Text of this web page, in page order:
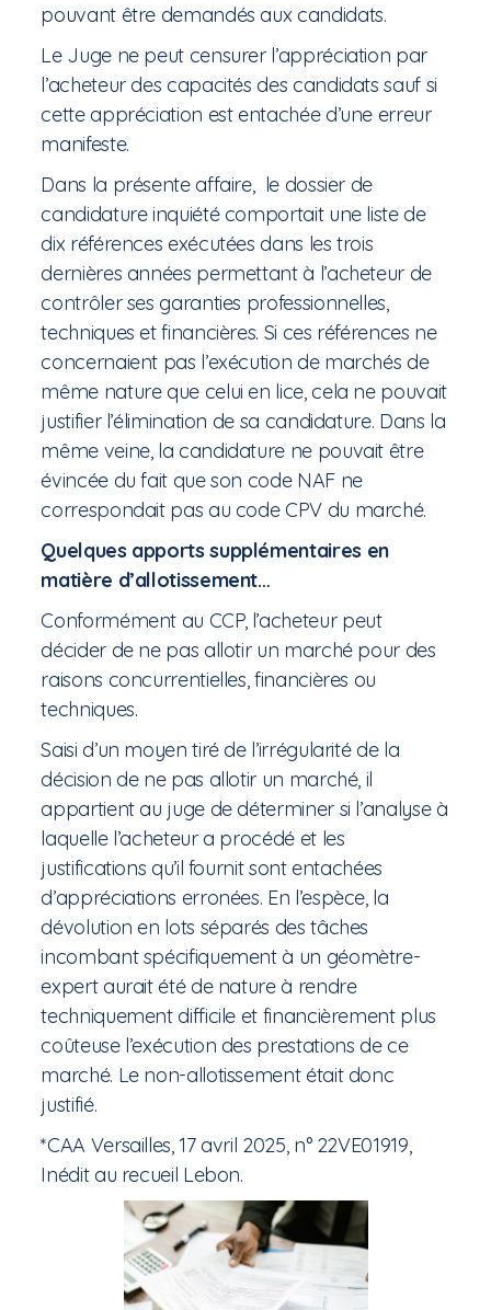
pouvant être demandés aux candidats.
Le Juge ne peut censurer l’appréciation par
l’acheteur des capacités des candidats sauf si
cette appréciation est entachée d’une erreur
manifeste.
Dans la présente affaire, le dossier de
candidature inquiété comportait une liste de
dix références exécutées dans les trois
dernières années permettant à l’acheteur de
contrôler ses garanties professionnelles,
techniques et financières. Si ces références ne
concernaient pas l’exécution de marchés de
même nature que celui en lice, cela ne pouvait
justifier l’élimination de sa candidature. Dans la
même veine, la candidature ne pouvait être
évincée du fait que son code NAF ne
correspondait pas au code CPV du marché.
Quelques apports supplémentaires en
matière d’allotissement…
Conformément au CCP, l’acheteur peut
décider de ne pas allotir un marché pour des
raisons concurrentielles, financières ou
techniques.
Saisi d’un moyen tiré de l’irrégularité de la
décision de ne pas allotir un marché, il
appartient au juge de déterminer si l’analyse à
laquelle l’acheteur a procédé et les
justifications qu’il fournit sont entachées
d’appréciations erronées. En l’espèce, la
dévolution en lots séparés des tâches
incombant spécifiquement à un géomètre-
expert aurait été de nature à rendre
techniquement difficile et financièrement plus
coûteuse l’exécution des prestations de ce
marché. Le non-allotissement était donc
justifié.
*CAA Versailles, 17 avril 2025, n° 22VE01919,
Inédit au recueil Lebon.